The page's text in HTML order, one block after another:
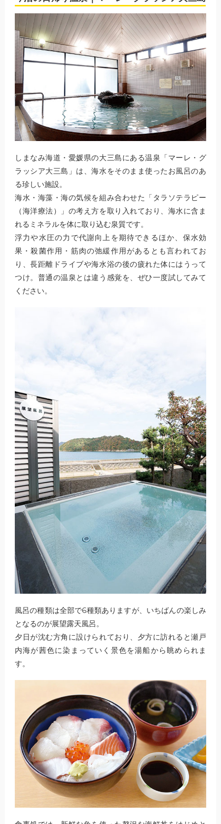
しまなみ海道・愛媛県の大三島にある温泉「マーレ・グ
ラッシア大三島」は、海水をそのまま使ったお風呂のあ
る珍しい施設。
海水・海藻・海の気候を組み合わせた「タラソテラピー
（海洋療法）」の考え方を取り入れており、海水に含ま
れるミネラルを体に取り込む泉質です。
浮力や水圧の力で代謝向上を期待できるほか、保水効
果・殺菌作用・筋肉の弛緩作用があるとも言われてお
り、長距離ドライブや海水浴の後の疲れた体にはうって
つけ。普通の温泉とは違う感覚を、ぜひ一度試してみて
ください。
風呂の種類は全部で6種類ありますが、いちばんの楽しみ
となるのが展望露天風呂。
夕日が沈む方角に設けられており、夕方に訪れると瀬戸
内海が茜色に染まっていく景色を湯船から眺められま
す。